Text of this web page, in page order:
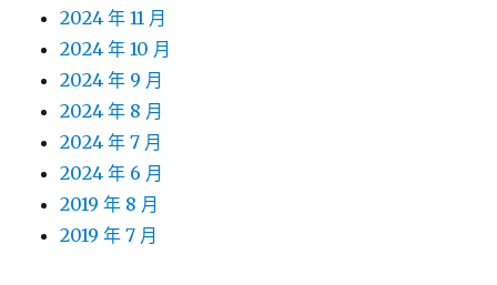
2024 年 11 月
2024 年 10 月
2024 年 9 月
2024 年 8 月
2024 年 7 月
2024 年 6 月
2019 年 8 月
2019 年 7 月